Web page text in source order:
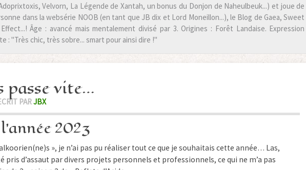
Velvorn, La Légende de Xantah, un bonus du Donjon de Naheulbeuk...) et joue de
dans la websérie NOOB (en tant que JB dix et Lord Moneillon...), le Blog de Gaea, Sweet
Âge : avancé mais mentalement divisé par 3. Origines : Forêt Landaise. Expression
: "Très chic, très sobre... smart pour ainsi dire !"
passe vite…
PARJBX
2023
», je n’ai pas pu réaliser tout ce que je souhaitais cette année… Las,
pris d’assaut par divers projets personnels et professionnels, ce qui ne m’a pas